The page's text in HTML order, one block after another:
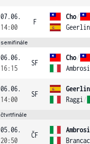
07.06.
14:00
F
Cho/
semifinále
06.06.
16:15
SF
Cho/
06.06.
14:00
SF
Raggi /
čtvrtfinále
05.06.
20:50
ČF